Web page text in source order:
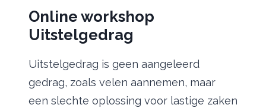
Online workshop
Uitstelgedrag
Uitstelgedrag is geen aangeleerd
gedrag, zoals velen aannemen, maar
een slechte oplossing voor lastige zaken